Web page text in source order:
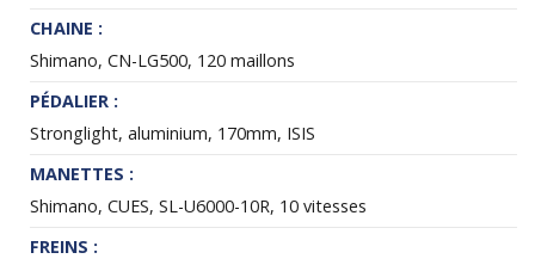
CHAINE :
Shimano, CN-LG500, 120 maillons
PÉDALIER :
Stronglight, aluminium, 170mm, ISIS
MANETTES :
Shimano, CUES, SL-U6000-10R, 10 vitesses
FREINS :